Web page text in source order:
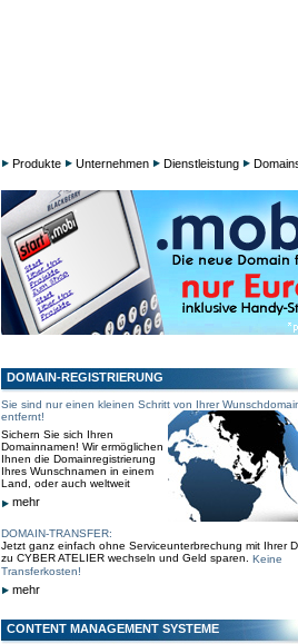
Produkte Unternehmen Dienstleistung
DOMAIN-REGISTRIERUNG
Sie sind nur einen kleinen Schritt von Ihrer
entfernt!
Sichern Sie sich Ihren
Domainnamen! Wir ermöglichen
Ihnen die Domainregistrierung
Ihres Wunschnamen in einem
Land, oder auch weltweit
mehr
DOMAIN-TRANSFER:
Jetzt ganz einfach ohne Serviceunterbrechung mit Ihrer
zu CYBER ATELIER wechseln und Geld sparen. Keine
Transferkosten!
mehr
CONTENT MANAGEMENT SYSTEME